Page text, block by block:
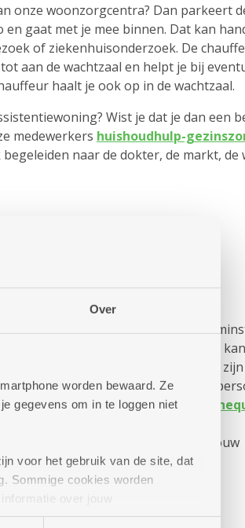
Over
worden bewaard. Ze
gegevens om in te loggen niet
voor het gebruik van de site, dat
Sommige cookies worden
over jouw
partners kunnen deze gegevens
onze woonzorgcentra? Dan parkeert
en gaat met je mee binnen. Dat kan
of ziekenhuisonderzoek. De
aan de wachtzaal en helpt je bij
haalt je ook op in de wachtzaal.
Wist je dat je dan een
medewerkers huishoudhulp-
naar de dokter, de markt, de
eender welk moment
van de Mobitwin reserveer je best
Voor een snellere oplossing,
plussers die (tijdelijk) minder mobiel
verhoogde tegemoetkoming en
kunnen bij de stad Antwerpen
je maar de helft van de rit. Het
helpt je graag met jouw